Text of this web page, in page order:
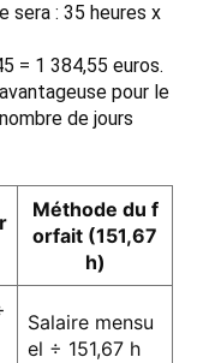
sera : 35 heures x
= 1 384,55 euros.
pour le
de jours
Méthode du f
orfait (151,67
h)
Salaire mensu
el ÷ 151,67 h